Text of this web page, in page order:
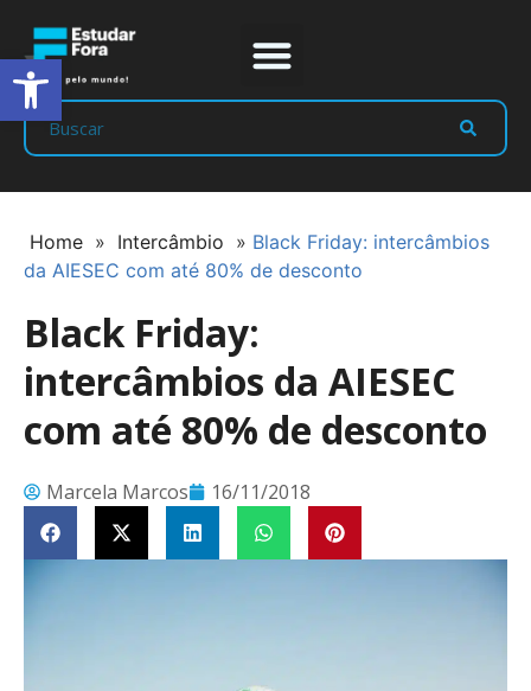
Home » Intercâmbio » Black Friday: intercâmbios
da AIESEC com até 80% de desconto
Black Friday:
intercâmbios da AIESEC
com até 80% de desconto
Marcela Marcos 16/11/2018
Abrir a barra de ferramentas